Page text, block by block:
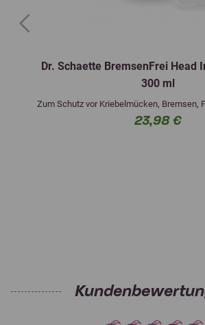
Dr. Schaette BremsenFrei Head
300 ml
Zum Schutz vor Kriebelmücken, Bremsen,
23,98 €
Previous